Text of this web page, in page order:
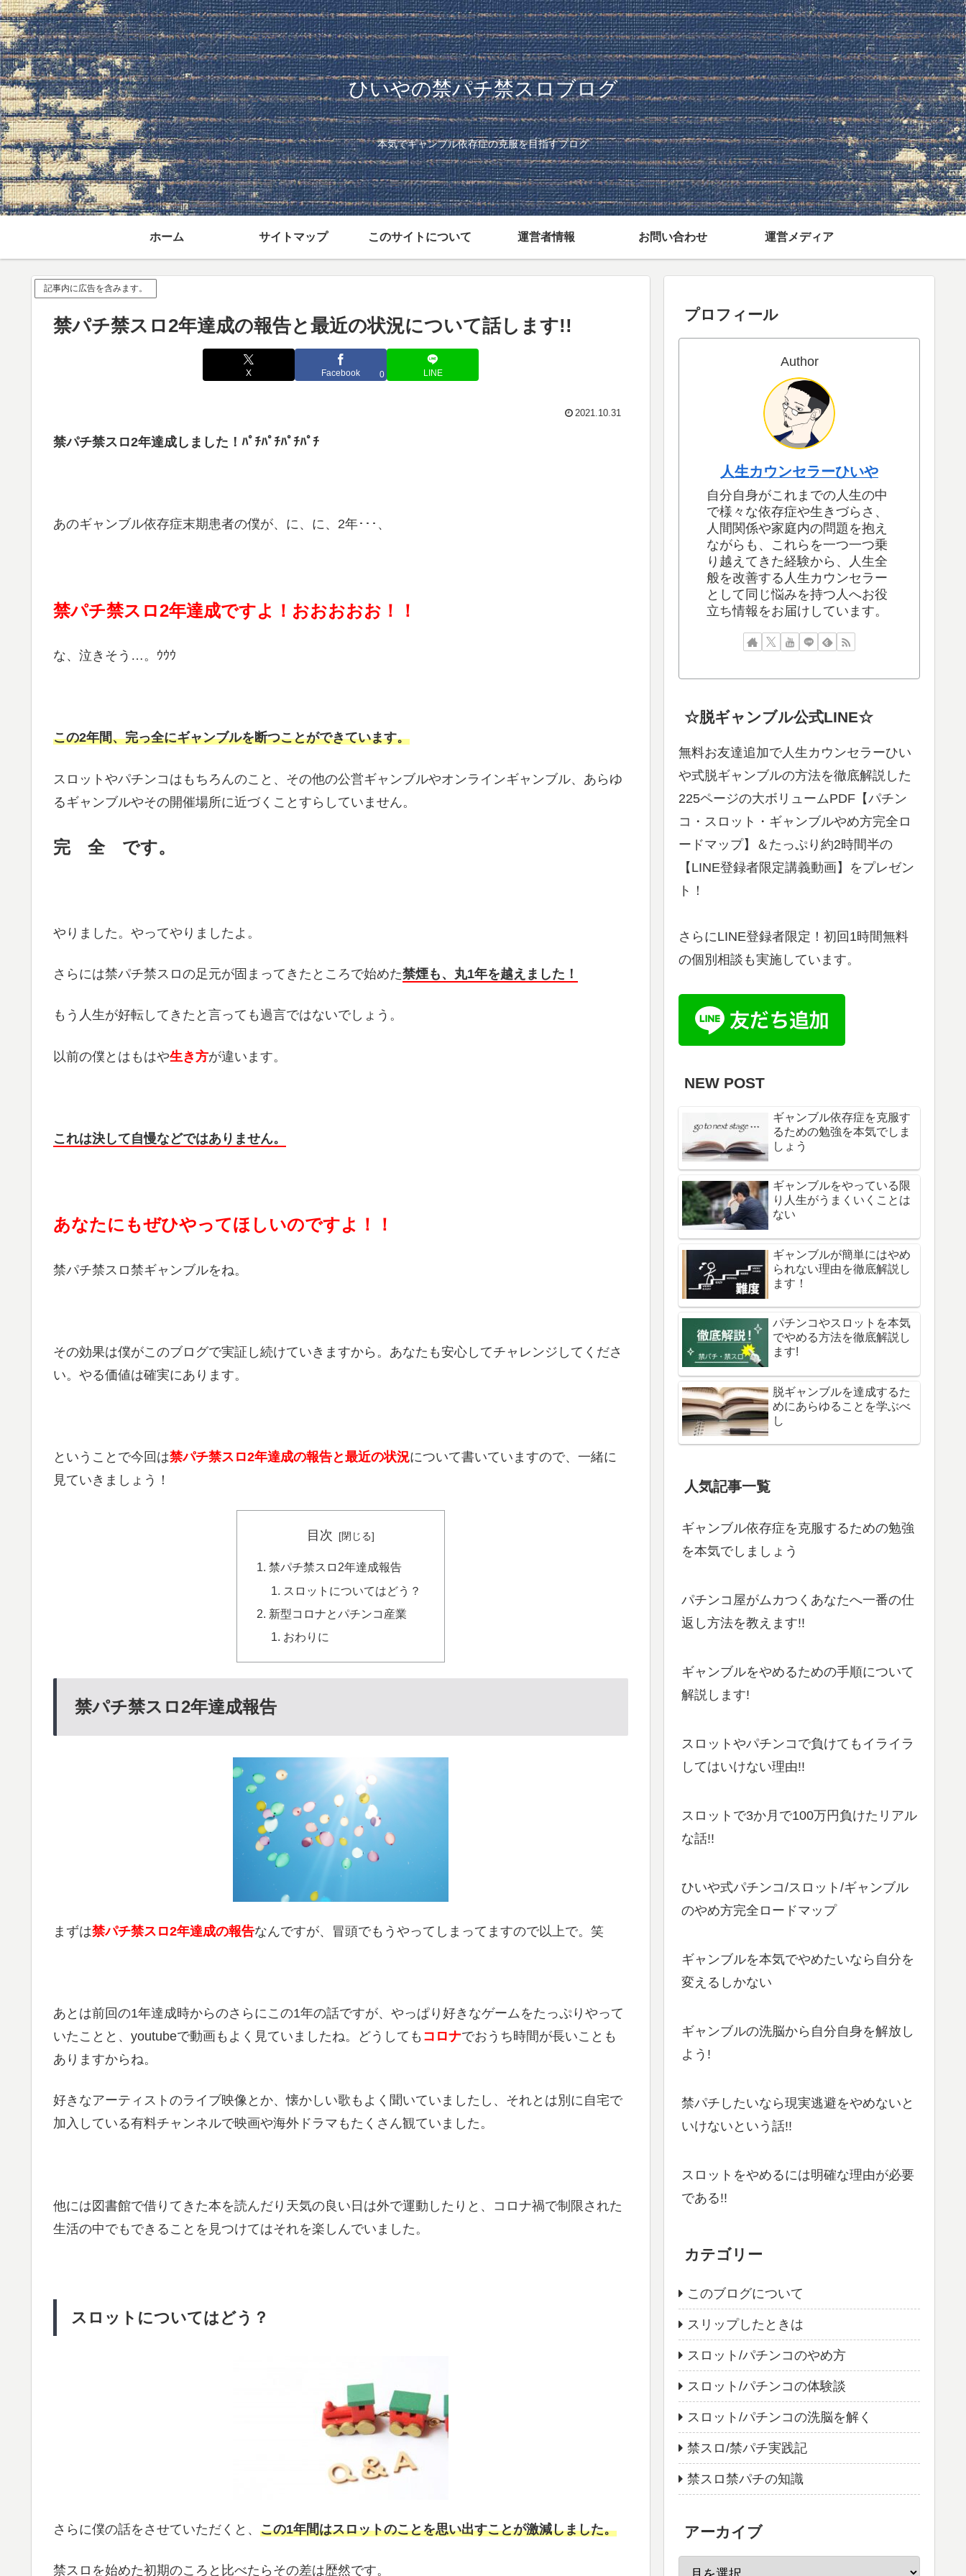
ひいやの禁パチ禁スロブログ
本気でギャンブル依存症の克服を目指すブログ
ホーム サイトマップ このサイトについて 運営者情報 お問い合わせ 運営メディア
記事内に広告を含みます。
禁パチ禁スロ2年達成の報告と最近の状況について話します!!
X Facebook 0 LINE
2021.10.31
禁パチ禁スロ2年達成しました！ﾊﾟﾁﾊﾟﾁﾊﾟﾁﾊﾟﾁ
あのギャンブル依存症末期患者の僕が、に、に、2年･･･、
禁パチ禁スロ2年達成ですよ！おおおおお！！
な、泣きそう…。ｳｳｳ
この2年間、完っ全にギャンブルを断つことができています。
スロットやパチンコはもちろんのこと、その他の公営ギャンブルやオンラインギャンブル、あらゆ
るギャンブルやその開催場所に近づくことすらしていません。
完 全 です。
やりました。やってやりましたよ。
さらには禁パチ禁スロの足元が固まってきたところで始めた禁煙も、丸1年を越えました！
もう人生が好転してきたと言っても過言ではないでしょう。
以前の僕とはもはや生き方が違います。
これは決して自慢などではありません。
あなたにもぜひやってほしいのですよ！！
禁パチ禁スロ禁ギャンブルをね。
その効果は僕がこのブログで実証し続けていきますから。あなたも安心してチャレンジしてくださ
い。やる価値は確実にあります。
ということで今回は禁パチ禁スロ2年達成の報告と最近の状況について書いていますので、一緒に
見ていきましょう！
目次
禁パチ禁スロ2年達成報告
スロットについてはどう？
新型コロナとパチンコ産業
おわりに
禁パチ禁スロ2年達成報告
まずは禁パチ禁スロ2年達成の報告なんですが、冒頭でもうやってしまってますので以上で。笑
あとは前回の1年達成時からのさらにこの1年の話ですが、やっぱり好きなゲームをたっぷりやって
いたことと、youtubeで動画もよく見ていましたね。どうしても コロナでおうち時間が長いことも
ありますからね。
好きなアーティストのライブ映像とか、懐かしい歌もよく聞いていましたし、それとは別に自宅で
加入している有料チャンネルで映画や海外ドラマもたくさん観ていました。
他には図書館で借りてきた本を読んだり天気の良い日は外で運動したりと、コロナ禍で制限された
生活の中でもできることを見つけてはそれを楽しんでいました。
スロットについてはどう？
さらに僕の話をさせていただくと、 この1年間はスロットのことを思い出すことが激減しました。
禁スロを始めた初期のころと比べたらその差は歴然です。
プロフィール
Author
人生カウンセラーひいや
自分自身がこれまでの人生の中
で様々な依存症や生きづらさ、
人間関係や家庭内の問題を抱え
ながらも、これらを一つ一つ乗
り越えてきた経験から、人生全
般を改善する人生カウンセラー
として同じ悩みを持つ人へお役
立ち情報をお届けしています。
☆脱ギャンブル公式LINE☆
無料お友達追加で人生カウンセラーひい
や式脱ギャンブルの方法を徹底解説した
225ページの大ボリュームPDF【パチン
コ・スロット・ギャンブルやめ方完全ロ
ードマップ】＆たっぷり約2時間半の
【LINE登録者限定講義動画】をプレゼン
ト！
さらにLINE登録者限定！初回1時間無料
の個別相談も実施しています。
NEW POST
ギャンブル依存症を克服す
るための勉強を本気でしま
しょう
ギャンブルをやっている限
り人生がうまくいくことは
ない
ギャンブルが簡単にはやめ
られない理由を徹底解説し
ます！
パチンコやスロットを本気
でやめる方法を徹底解説し
ます!
脱ギャンブルを達成するた
めにあらゆることを学ぶべ
し
人気記事一覧
ギャンブル依存症を克服するための勉強
を本気でしましょう
パチンコ屋がムカつくあなたへ一番の仕
返し方法を教えます!!
ギャンブルをやめるための手順について
解説します!
スロットやパチンコで負けてもイライラ
してはいけない理由!!
スロットで3か月で100万円負けたリアル
な話!!
ひいや式パチンコ/スロット/ギャンブル
のやめ方完全ロードマップ
ギャンブルを本気でやめたいなら自分を
変えるしかない
ギャンブルの洗脳から自分自身を解放し
よう!
禁パチしたいなら現実逃避をやめないと
いけないという話!!
スロットをやめるには明確な理由が必要
である!!
カテゴリー
このブログについて
スリップしたときは
スロット/パチンコのやめ方
スロット/パチンコの体験談
スロット/パチンコの洗脳を解く
禁スロ/禁パチ実践記
禁スロ禁パチの知識
アーカイブ